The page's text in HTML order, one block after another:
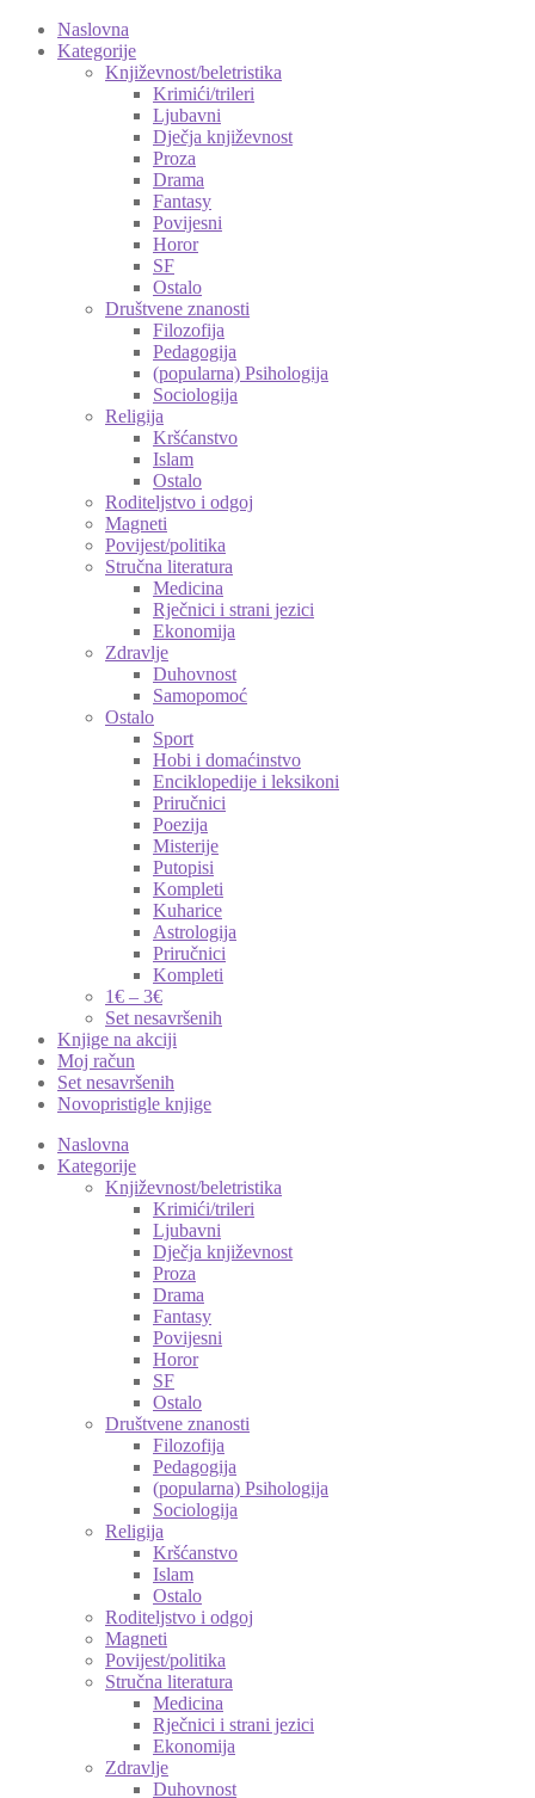
Naslovna
Kategorije
Književnost/beletristika
Krimići/trileri
Ljubavni
Dječja književnost
Proza
Drama
Fantasy
Povijesni
Horor
SF
Ostalo
Društvene znanosti
Filozofija
Pedagogija
(popularna) Psihologija
Sociologija
Religija
Kršćanstvo
Islam
Ostalo
Roditeljstvo i odgoj
Magneti
Povijest/politika
Stručna literatura
Medicina
Rječnici i strani jezici
Ekonomija
Zdravlje
Duhovnost
Samopomoć
Ostalo
Sport
Hobi i domaćinstvo
Enciklopedije i leksikoni
Priručnici
Poezija
Misterije
Putopisi
Kompleti
Kuharice
Astrologija
Priručnici
Kompleti
1€ – 3€
Set nesavršenih
Knjige na akciji
Moj račun
Set nesavršenih
Novopristigle knjige
Naslovna
Kategorije
Književnost/beletristika
Krimići/trileri
Ljubavni
Dječja književnost
Proza
Drama
Fantasy
Povijesni
Horor
SF
Ostalo
Društvene znanosti
Filozofija
Pedagogija
(popularna) Psihologija
Sociologija
Religija
Kršćanstvo
Islam
Ostalo
Roditeljstvo i odgoj
Magneti
Povijest/politika
Stručna literatura
Medicina
Rječnici i strani jezici
Ekonomija
Zdravlje
Duhovnost